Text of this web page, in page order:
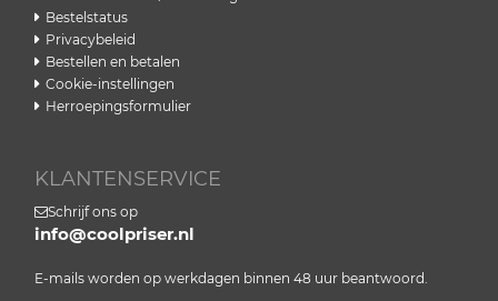
Bestelstatus
Privacybeleid
Bestellen en betalen
Cookie-instellingen
Herroepingsformulier
KLANTENSERVICE
Schrijf ons op
info@coolpriser.nl
E-mails worden op werkdagen binnen 48 uur beantwoord.